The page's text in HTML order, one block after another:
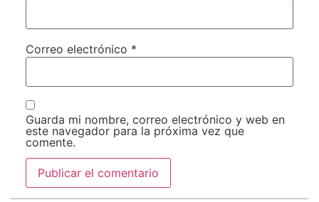
Correo electrónico *
Guarda mi nombre, correo electrónico y web en
este navegador para la próxima vez que
comente.